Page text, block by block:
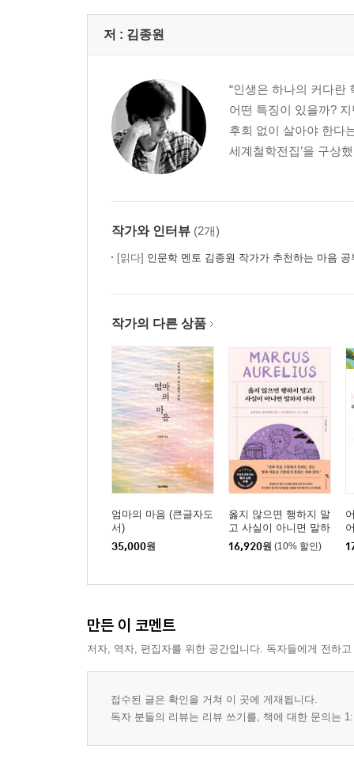
저 : 김종원
“인생은 하나의 커다란
어떤 특징이 있을까?
후회 없이 살아야 한다
세계철학전집’을 구상
작가와 인터뷰 (2개)
[읽다] 인문학 멘토 김종원 작가가 추천하는 마음 공
작가의 다른 상품
엄마의 마음 (큰글자도
서)
35,000원
옳지 않으면 행하지 말
고 사실이 아니면 말하
지 마라
16,920원 (10% 할인)
만든 이 코멘트
저자, 역자, 편집자를 위한 공간입니다. 독자들에게 전하
접수된 글은 확인을 거쳐 이 곳에 게재됩니다.
독자 분들의 리뷰는 리뷰 쓰기를, 책에 대한 문의는